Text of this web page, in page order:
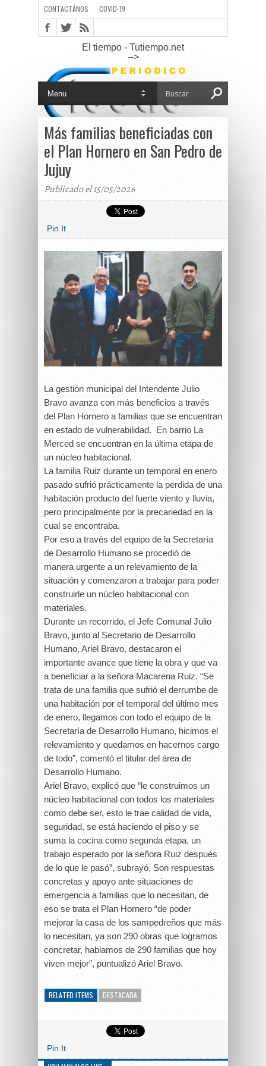
CONTACTÁNOS COVID-19
El tiempo - Tutiempo.net
-->
Más familias beneficiadas con
el Plan Hornero en San Pedro de
Jujuy
Publicado el 15/05/2026
Pin It
La gestión municipal del Intendente Julio
Bravo avanza con más beneficios a través
del Plan Hornero a familias que se encuentran
en estado de vulnerabilidad. En barrio La
Merced se encuentran en la última etapa de
un núcleo habitacional.
La familia Ruiz durante un temporal en enero
pasado sufrió prácticamente la perdida de una
habitación producto del fuerte viento y lluvia,
pero principalmente por la precariedad en la
cual se encontraba.
Por eso a través del equipo de la Secretaría
de Desarrollo Humano se procedió de
manera urgente a un relevamiento de la
situación y comenzaron a trabajar para poder
construirle un núcleo habitacional con
materiales.
Durante un recorrido, el Jefe Comunal Julio
Bravo, junto al Secretario de Desarrollo
Humano, Ariel Bravo, destacaron el
importante avance que tiene la obra y que va
a beneficiar a la señora Macarena Ruiz. “Se
trata de una familia que sufrió el derrumbe de
una habitación por el temporal del último mes
de enero, llegamos con todo el equipo de la
Secretaría de Desarrollo Humano, hicimos el
relevamiento y quedamos en hacernos cargo
de todo”, comentó el titular del área de
Desarrollo Humano.
Ariel Bravo, explicó que “le construimos un
núcleo habitacional con todos los materiales
como debe ser, esto le trae calidad de vida,
seguridad, se está haciendo el piso y se
suma la cocina como segunda etapa, un
trabajo esperado por la señora Ruiz después
de lo que le pasó”, subrayó. Son respuestas
concretas y apoyo ante situaciones de
emergencia a familias que lo necesitan, de
eso se trata el Plan Hornero “de poder
mejorar la casa de los sampedreños que más
lo necesitan, ya son 290 obras que logramos
concretar, hablamos de 290 familias que hoy
viven mejor”, puntualizó Ariel Bravo.
RELATED ITEMS DESTACADA
Pin It